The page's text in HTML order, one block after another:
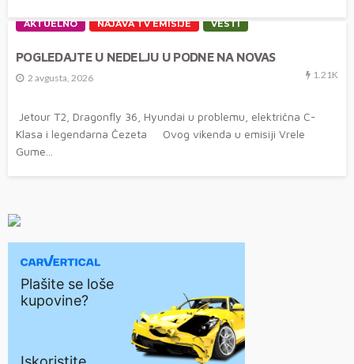
AKTUELNO NAJAVA TV EMISIJE VESTI
POGLEDAJTE U NEDELJU U PODNE NA NOVAS
2 avgusta, 2026 1.21K
Jetour T2, Dragonfly 36, Hyundai u problemu, električna C-
Klasa i legendarna Čezeta Ovog vikenda u emisiji Vrele
Gume...